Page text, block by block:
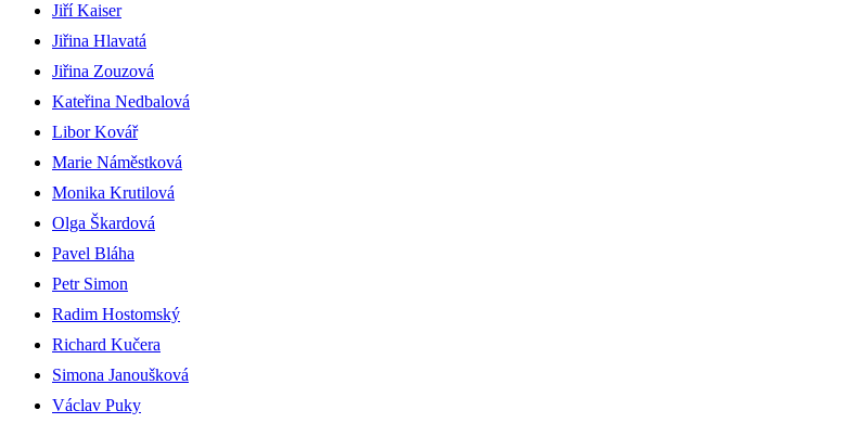
Jiří Kaiser
Jiřina Hlavatá
Jiřina Zouzová
Kateřina Nedbalová
Libor Kovář
Marie Náměstková
Monika Krutilová
Olga Škardová
Pavel Bláha
Petr Simon
Radim Hostomský
Richard Kučera
Simona Janoušková
Václav Puky